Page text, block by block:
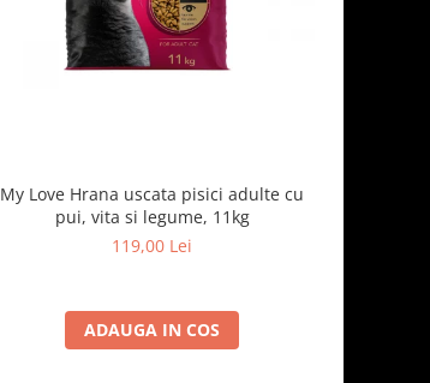
My Love Hrana uscata pisici adulte cu
pui, vita si legume, 11kg
119,00 Lei
ADAUGA IN COS